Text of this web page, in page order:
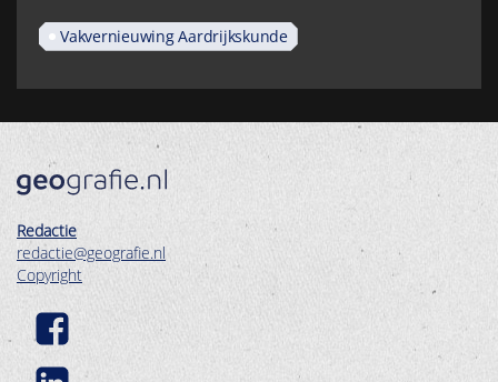
Vakvernieuwing Aardrijkskunde
Redactie
redactie@geografie.nl
Copyright